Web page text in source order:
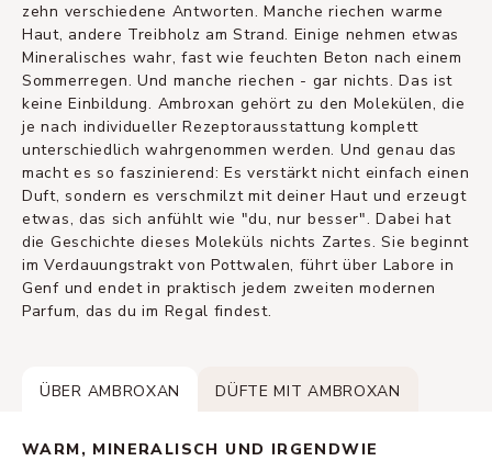
zehn verschiedene Antworten. Manche riechen warme
Haut, andere Treibholz am Strand. Einige nehmen etwas
Mineralisches wahr, fast wie feuchten Beton nach einem
Sommerregen. Und manche riechen - gar nichts. Das ist
keine Einbildung. Ambroxan gehört zu den Molekülen, die
je nach individueller Rezeptorausstattung komplett
unterschiedlich wahrgenommen werden. Und genau das
macht es so faszinierend: Es verstärkt nicht einfach einen
Duft, sondern es verschmilzt mit deiner Haut und erzeugt
etwas, das sich anfühlt wie "du, nur besser". Dabei hat
die Geschichte dieses Moleküls nichts Zartes. Sie beginnt
im Verdauungstrakt von Pottwalen, führt über Labore in
Genf und endet in praktisch jedem zweiten modernen
Parfum, das du im Regal findest.
ÜBER AMBROXAN DÜFTE MIT AMBROXAN
WARM, MINERALISCH UND IRGENDWIE